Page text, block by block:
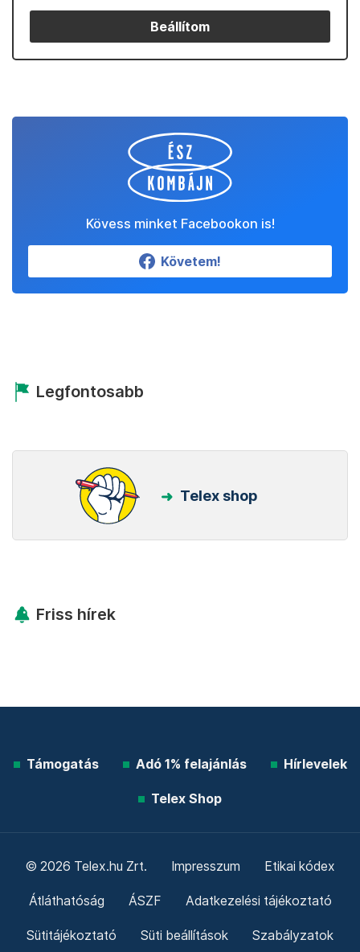
Beállítom
Kövess minket Facebookon is!
Követem!
Legfontosabb
Telex shop
Friss hírek
Támogatás Adó 1% felajánlás Hírlevelek
Telex Shop
© 2026 Telex.hu Zrt. Impresszum Etikai kódex
Átláthatóság ÁSZF Adatkezelési tájékoztató
Sütitájékoztató Süti beállítások Szabályzatok